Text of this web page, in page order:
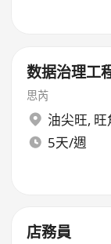
数据治理工
思芮
油尖旺, 旺
5天/週
店務員